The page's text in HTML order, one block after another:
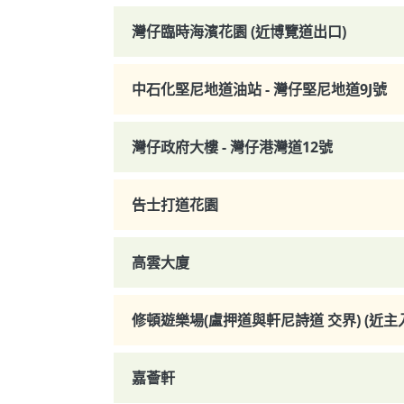
灣仔臨時海濱花園 (近博覽道出口)
中石化堅尼地道油站 - 灣仔堅尼地道9J號
灣仔政府大樓 - 灣仔港灣道12號
告士打道花園
高雲大廈
修頓遊樂場(盧押道與軒尼詩道 交界) (近主
嘉薈軒